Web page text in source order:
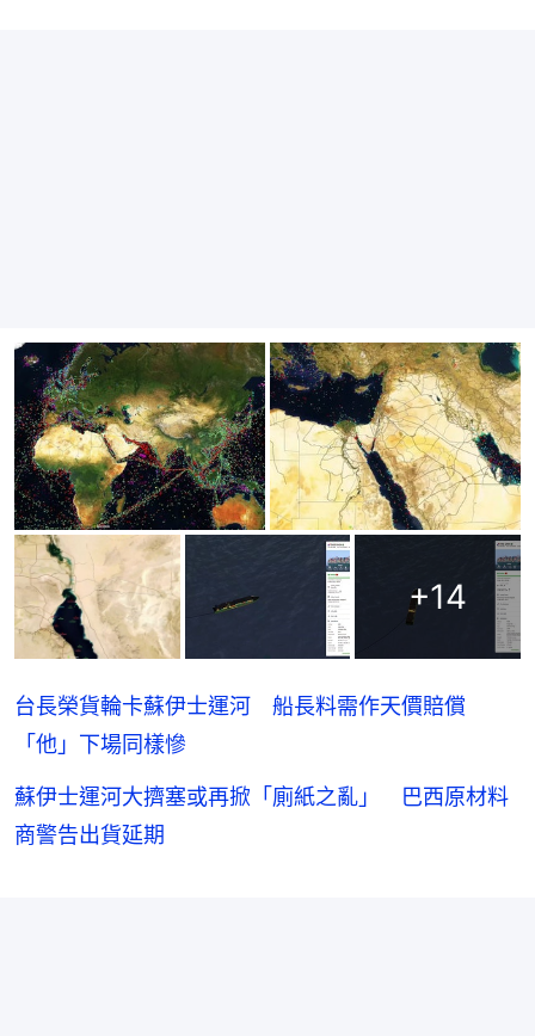
+14
台長榮貨輪卡蘇伊士運河 船長料需作天價賠償
「他」下場同樣慘
蘇伊士運河大擠塞或再掀「廁紙之亂」 巴西原材料
商警告出貨延期